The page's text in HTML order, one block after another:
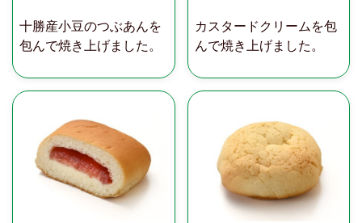
十勝産小豆のつぶあんを
包んで焼き上げました。
カスタードクリームを包
んで焼き上げました。